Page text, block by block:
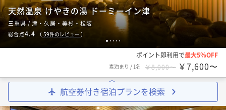
1 2 3 4 5
天然温泉 けやきの湯 ドーミーイン津
三重県 / 津・久居・美杉・松阪
総合点4.4 （ 59件のレビュー ）
ポイント即利用で最大5％OFF
素泊まり / 1名 ￥8,000〜 ￥7,600〜
航空券付き宿泊プランを検索